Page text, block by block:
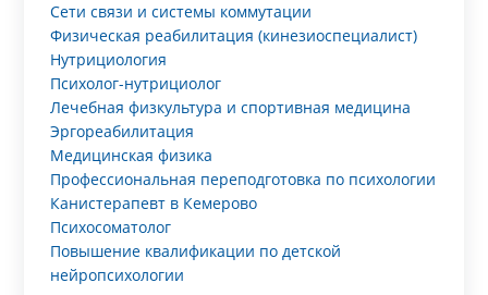
Сети связи и системы коммутации
Физическая реабилитация (кинезиоспециалист)
Нутрициология
Психолог-нутрициолог
Лечебная физкультура и спортивная медицина
Эргореабилитация
Медицинская физика
Профессиональная переподготовка по психологии
Канистерапевт в Кемерово
Психосоматолог
Повышение квалификации по детской
нейропсихологии